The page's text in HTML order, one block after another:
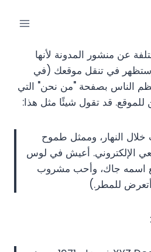
عن منشور المدونة لأنها
في تنقل موقعك (في
الناس بصفحة "من نحن" التي
للموقع. قد تقول شيئًا مثل هذا:
النهار، وممثل طموح
الإلكتروني. أعيش في لوس
اسمه جاك، وأحب مشروب
أتعرض للمطر.)